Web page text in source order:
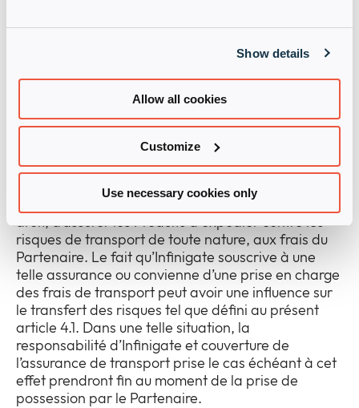
Show details
Allow all cookies
Customize
Use necessary cookies only
occasionnés.
4.1 Les risques d’endommagement ou de perte des
Produits objets du contrat seront transférés au
Partenaire au moment de leur remise au
transporteur d’Infinigate.
4.2 Sauf convention contraire, Infinigate est en
droit, d’assurer les Produits à expédier contre les
risques de transport de toute nature, aux frais du
Partenaire. Le fait qu’Infinigate souscrive à une
telle assurance ou convienne d’une prise en charge
des frais de transport peut avoir une influence sur
le transfert des risques tel que défini au présent
article 4.1. Dans une telle situation, la
responsabilité d’Infinigate et couverture de
l’assurance de transport prise le cas échéant à cet
effet prendront fin au moment de la prise de
possession par le Partenaire.